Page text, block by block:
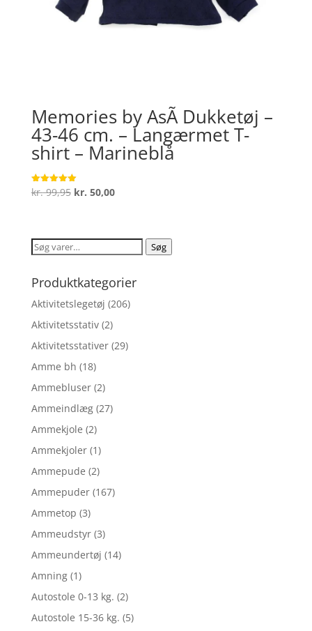
Memories by AsÃ­ Dukketøj –
43-46 cm. – Langærmet T-
shirt – Marineblå
Vurderet
5
kr.99,95 Den
var:
kr. 99,95.
kr. 50,00Den
er:
kr. 50,00.
Søg
Søg
Produktkategorier
Aktivitetslegetøj (206)
Aktivitetsstativ (2)
Aktivitetsstativer (29)
Amme bh (18)
Ammebluser (2)
Ammeindlæg (27)
Ammekjole (2)
Ammekjoler (1)
Ammepude (2)
Ammepuder (167)
Ammetop (3)
Ammeudstyr (3)
Ammeundertøj (14)
Amning (1)
Autostole 0-13 kg. (2)
Autostole 15-36 kg. (5)